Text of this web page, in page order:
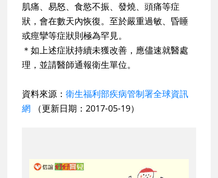
肌痛、易怒、食慾不振、發燒、頭痛等症
狀，會在數天內恢復。至於嚴重過敏、昏睡
或痙攣等症狀則極為罕見。
＊如上述症狀持續未獲改善，應儘速就醫處
理，並請醫師通報衛生單位。
資料來源： 衛生福利部疾病管制署全球資訊
網 （更新日期：2017-05-19）